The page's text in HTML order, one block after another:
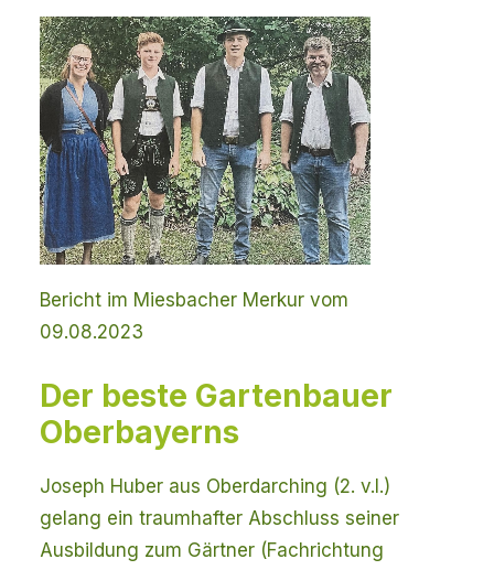
Bericht im Miesbacher Merkur vom
09.08.2023
Der beste Gartenbauer
Oberbayerns
Joseph Huber aus Oberdarching (2. v.l.)
gelang ein traumhafter Abschluss seiner
Ausbildung zum Gärtner (Fachrichtung